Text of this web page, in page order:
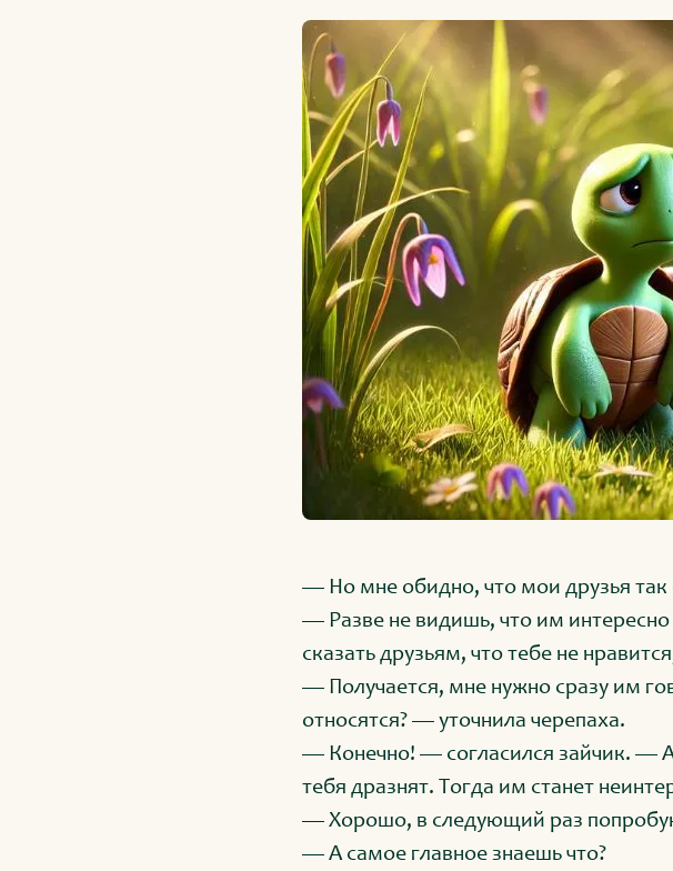
— Но мне обидно, что мои друзья
— Разве не видишь, что им
сказать друзьям, что тебе не
— Получается, мне нужно сразу им
относятся? — уточнила черепаха.
— Конечно! — согласился зайчик. —
тебя дразнят. Тогда им станет
— Хорошо, в следующий раз
— А самое главное знаешь что?